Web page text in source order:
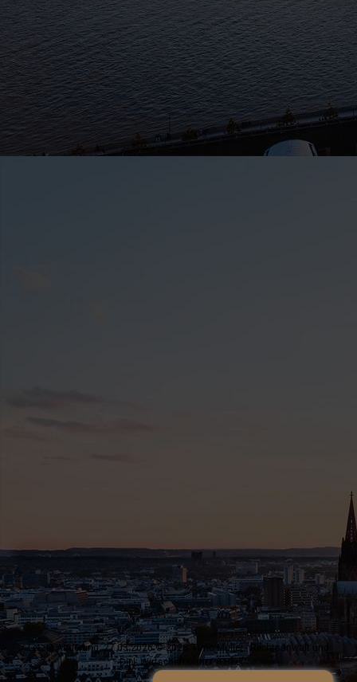
Letzte Änderung: 27.03.2026 © 2026 Timo Müller - Rechtsanwalt und
Dipl. Wirtschaftsjurist (FH) -